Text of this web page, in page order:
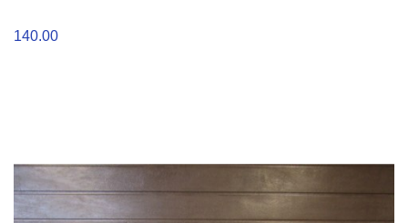
140.00